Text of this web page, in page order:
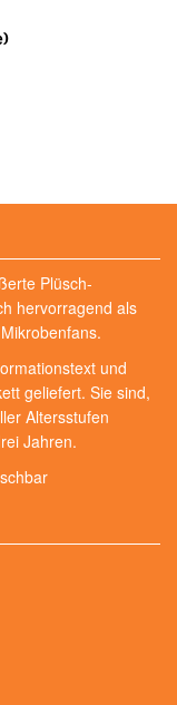
Plüsch-
hervorragend als
und
geliefert. Sie sind,
Altersstufen
Jahren.